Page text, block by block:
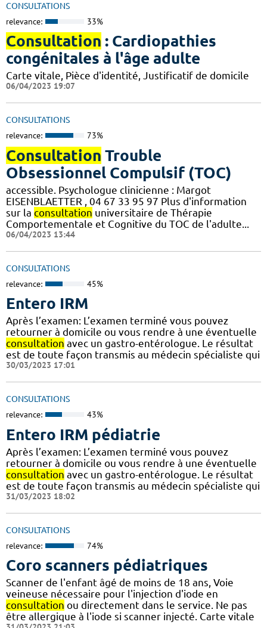
CONSULTATIONS
relevance: 33%
Consultation : Cardiopathies
congénitales à l'âge adulte
Carte vitale, Pièce d'identité, Justificatif de domicile
06/04/2023 19:07
CONSULTATIONS
relevance: 73%
Consultation Trouble
Obsessionnel Compulsif (TOC)
accessible. Psychologue clinicienne : Margot
EISENBLAETTER , 04 67 33 95 97 Plus d'information
sur la consultation universitaire de Thérapie
Comportementale et Cognitive du TOC de l'adulte...
06/04/2023 13:44
CONSULTATIONS
relevance: 45%
Entero IRM
Après l’examen: L’examen terminé vous pouvez
retourner à domicile ou vous rendre à une éventuelle
consultation avec un gastro-entérologue. Le résultat
est de toute façon transmis au médecin spécialiste qui
30/03/2023 17:01
CONSULTATIONS
relevance: 43%
Entero IRM pédiatrie
Après l’examen: L’examen terminé vous pouvez
retourner à domicile ou vous rendre à une éventuelle
consultation avec un gastro-entérologue. Le résultat
est de toute façon transmis au médecin spécialiste qui
31/03/2023 18:02
CONSULTATIONS
relevance: 74%
Coro scanners pédiatriques
Scanner de l'enfant âgé de moins de 18 ans, Voie
veineuse nécessaire pour l'injection d'iode en
consultation ou directement dans le service. Ne pas
être allergique à l'iode si scanner injecté. Carte vitale